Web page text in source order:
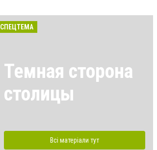
СПЕЦТЕМА
Темная сторона
столицы
Всі матеріали тут